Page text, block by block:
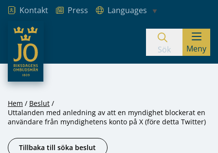
Hoppa till innehåll
Kontakt Press
Languages
JO – Riksdagens Ombudsmän
Sök Meny
Hem
Beslut
Uttalanden med anledning av att en myndighet blockerat en
användare från myndighetens konto på X (före detta Twitter)
Tillbaka till söka beslut